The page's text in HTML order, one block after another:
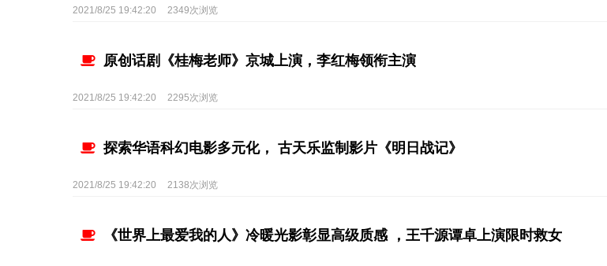
2021/8/25 19:42:20 2349次浏览
原创话剧《桂梅老师》京城上演，李红梅领衔主演
2021/8/25 19:42:20 2295次浏览
探索华语科幻电影多元化， 古天乐监制影片《明日战记》
2021/8/25 19:42:20 2138次浏览
《世界上最爱我的人》冷暖光影彰显高级质感 ，王千源谭卓上演限时救女